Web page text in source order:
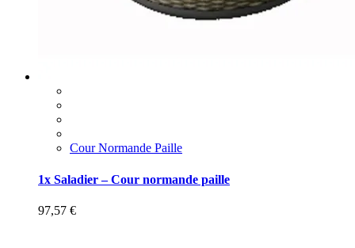
Cour Normande Paille
1x Saladier – Cour normande paille
97,57 €